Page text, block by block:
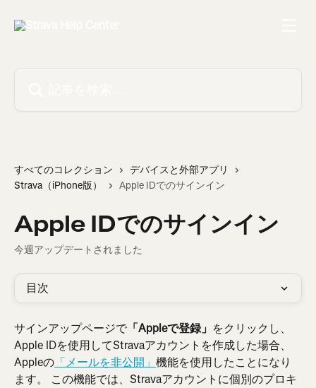
すべてのコレクション
デバイスと外部アプリ
Strava（iPhone版）
Apple IDでのサインイン
Apple IDでのサインイン
今週アップデートされました
目次
サインアップページで 「Appleで登録」 をクリックし、
Apple IDを使用してStravaアカウントを作成した場合、
Appleの 「メールを非公開」 機能を使用したことになり
ます。 この機能では、Stravaアカウントに個別のプロキ